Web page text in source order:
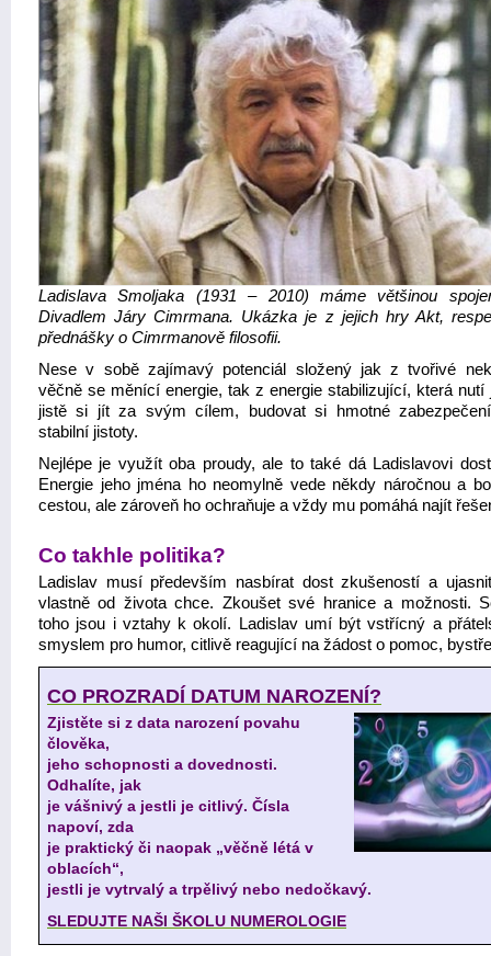
Ladislava Smoljaka (1931 – 2010) máme většinou
Divadlem Járy Cimrmana. Ukázka je z jejich hry Akt,
přednášky o Cimrmanově filosofii.
Nese v sobě zajímavý potenciál složený jak z tvořivé
věčně se měnící energie, tak z energie stabilizující, která nutí
jistě si jít za svým cílem, budovat si hmotné
stabilní jistoty.
Nejlépe je využít oba proudy, ale to také dá Ladislavovi
Energie jeho jména ho neomylně vede někdy náročnou a
cestou, ale zároveň ho ochraňuje a vždy mu pomáhá najít
Co takhle politika?
Ladislav musí především nasbírat dost zkušeností a
vlastně od života chce. Zkoušet své hranice a možnosti.
toho jsou i vztahy k okolí. Ladislav umí být vstřícný a
smyslem pro humor, citlivě reagující na žádost o pomoc,
CO PROZRADÍ DATUM NAROZENÍ?
Zjistěte si z data narození povahu
člověka,
jeho schopnosti a dovednosti.
Odhalíte, jak
je vášnivý a jestli je citlivý. Čísla
napoví, zda
je praktický či naopak „věčně létá v
oblacích“,
jestli je vytrvalý a trpělivý nebo nedočkavý.
SLEDUJTE NAŠI ŠKOLU NUMEROLOGIE